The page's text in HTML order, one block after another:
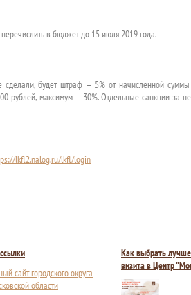
в бюджет до 15 июля 2019 года.
сделали, будет штраф — 5% от начисленной
максимум — 30%. Отдельные санкции за
lkfl2.nalog.ru/lkfl/login
сайт городского округа
области
Как выбрать
визита в Центр